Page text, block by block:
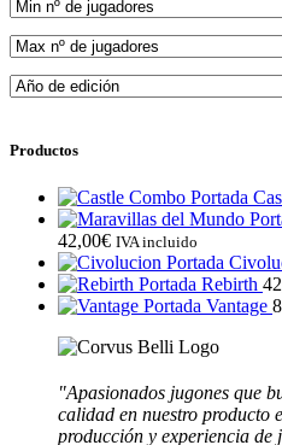
Productos
42,00€ IVA incluido
Rebirth
Vantage
"Apasionados jugones que
calidad en nuestro producto
producción y experiencia de